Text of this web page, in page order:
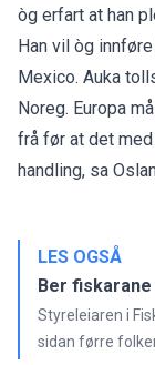
òg erfart at han
Han vil òg
Mexico. Auka
Noreg. Europa
frå før at det
handling, sa
LES OGSÅ
Ber fiskarane
Styreleiaren i
sidan førre